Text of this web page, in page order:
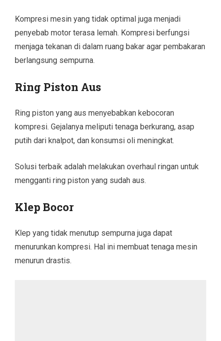
Kompresi mesin yang tidak optimal juga menjadi
penyebab motor terasa lemah. Kompresi berfungsi
menjaga tekanan di dalam ruang bakar agar pembakaran
berlangsung sempurna.
Ring Piston Aus
Ring piston yang aus menyebabkan kebocoran
kompresi. Gejalanya meliputi tenaga berkurang, asap
putih dari knalpot, dan konsumsi oli meningkat.
Solusi terbaik adalah melakukan overhaul ringan untuk
mengganti ring piston yang sudah aus.
Klep Bocor
Klep yang tidak menutup sempurna juga dapat
menurunkan kompresi. Hal ini membuat tenaga mesin
menurun drastis.